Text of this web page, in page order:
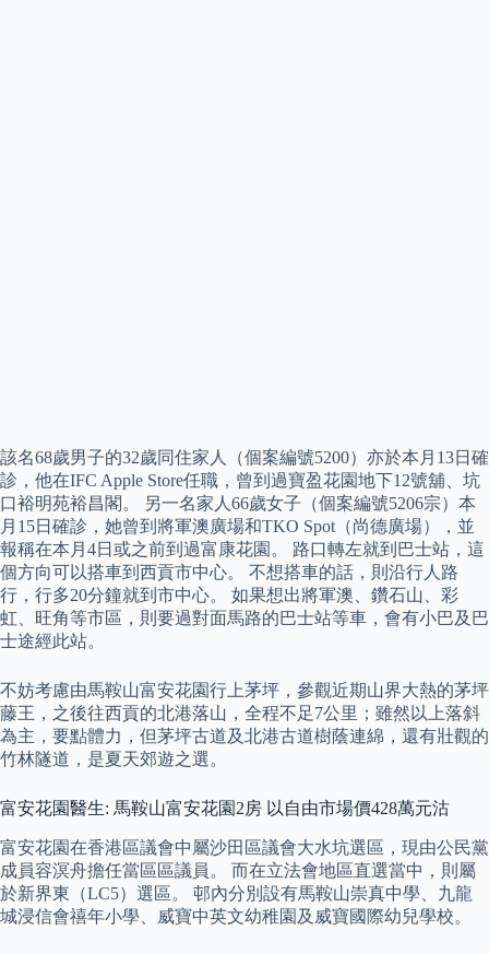
該名68歲男子的32歲同住家人（個案編號5200）亦於本月13日確
診，他在IFC Apple Store任職，曾到過寶盈花園地下12號舖、坑
口裕明苑裕昌閣。 另一名家人66歲女子（個案編號5206宗）本
月15日確診，她曾到將軍澳廣場和TKO Spot（尚德廣場），並
報稱在本月4日或之前到過富康花園。 路口轉左就到巴士站，這
個方向可以搭車到西貢市中心。 不想搭車的話，則沿行人路
行，行多20分鐘就到市中心。 如果想出將軍澳、鑽石山、彩
虹、旺角等市區，則要過對面馬路的巴士站等車，會有小巴及巴
士途經此站。
不妨考慮由馬鞍山富安花園行上茅坪，參觀近期山界大熱的茅坪
藤王，之後往西貢的北港落山，全程不足7公里；雖然以上落斜
為主，要點體力，但茅坪古道及北港古道樹蔭連綿，還有壯觀的
竹林隧道，是夏天郊遊之選。
富安花園醫生: 馬鞍山富安花園2房 以自由市場價428萬元沽
富安花園在香港區議會中屬沙田區議會大水坑選區，現由公民黨
成員容溟舟擔任當區區議員。 而在立法會地區直選當中，則屬
於新界東（LC5）選區。 邨內分別設有馬鞍山崇真中學、九龍
城浸信會禧年小學、威寶中英文幼稚園及威寶國際幼兒學校。